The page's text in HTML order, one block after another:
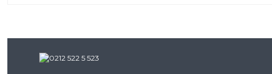
Görüş ve önerileriniz için teşekkür ederiz.